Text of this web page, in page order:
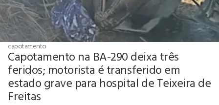
capotamento
Capotamento na BA-290 deixa três
feridos; motorista é transferido em
estado grave para hospital de Teixeira de
Freitas